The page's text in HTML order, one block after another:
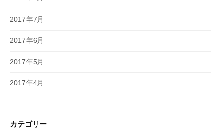
2017年7月
2017年6月
2017年5月
2017年4月
カテゴリー